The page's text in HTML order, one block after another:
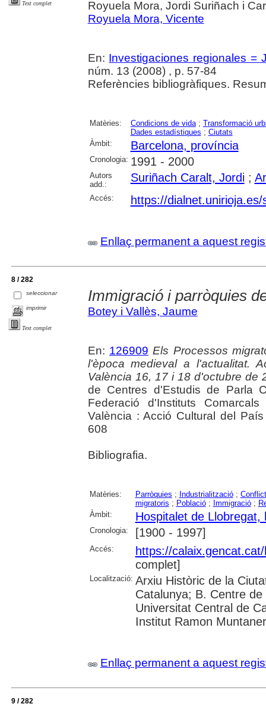
Text complet
Royuela Mora, Jordi Suriñach i
Royuela Mora, Vicente
En: Investigaciones regionales =
núm. 13 (2008) , p. 57-84
Referències bibliogràfiques.
Matèries: Condicions de vida; Transformació
Dades estadístiques ; Ciutats
Àmbit:
Barcelona, província
Cronologia: 1991 - 2000
Autors
add.:
Suriñach Caralt, Jordi;
Accés: https://
Enllaç permanent a aquest
8 / 282
seleccionar
imprimir
Text complet
Immigració i parròquies
Botey i Vallès, Jaume
En: 126909 Els Processos
l'època medieval a l'actualitat.
València 16, 17 i 18 d'octubre de
de Centres d'Estudis de Parla
Federació d'Instituts
València : Acció Cultural del
608
Bibliografia.
Matèries: Parròquies ; Industrialització;
migratoris ; Població; Immigració;
Àmbit:
Hospitalet de Llobregat,
Cronologia: [1900 - 1997]
Accés:
https://
complet]
Localització: Arxiu Històric de la
Catalunya; B. Centre
Universitat Central de
Institut Ramon Muntaner
Enllaç permanent a aquest
9 / 282